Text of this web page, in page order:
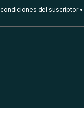
del suscriptor